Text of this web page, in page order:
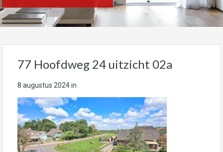
77 Hoofdweg 24 uitzicht 02a
8 augustus 2024in